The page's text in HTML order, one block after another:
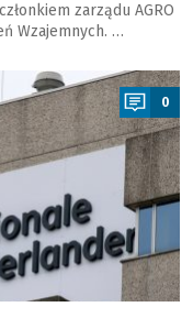
zarządu AGRO
Wzajemnych. …
0